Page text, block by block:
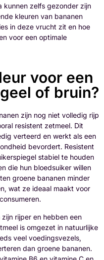
kunnen zelfs gezonder zijn
kleuren van bananen
in deze vrucht zit en hoe
voor een optimale
voor een
of bruin?
zijn nog niet volledig rijp
resistent zetmeel. Dit
verteerd en werkt als een
bevordert. Resistent
stabiel te houden
die hun bloedsuiker willen
groene bananen minder
wat ze ideaal maakt voor
zijn rijper en hebben een
is omgezet in natuurlijke
veel voedingsvezels,
dan groene bananen.